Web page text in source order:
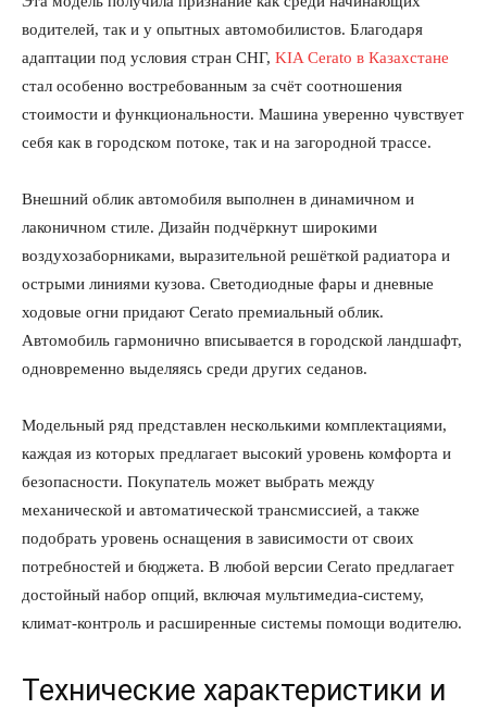
водителей, так и у опытных автомобилистов. Благодаря
адаптации под условия стран СНГ, KIA Cerato в Казахстане
стал особенно востребованным за счёт соотношения
стоимости и функциональности. Машина уверенно чувствует
себя как в городском потоке, так и на загородной трассе.
Внешний облик автомобиля выполнен в динамичном и
лаконичном стиле. Дизайн подчёркнут широкими
воздухозаборниками, выразительной решёткой радиатора и
острыми линиями кузова. Светодиодные фары и дневные
ходовые огни придают Cerato премиальный облик.
Автомобиль гармонично вписывается в городской ландшафт,
одновременно выделяясь среди других седанов.
Модельный ряд представлен несколькими комплектациями,
каждая из которых предлагает высокий уровень комфорта и
безопасности. Покупатель может выбрать между
механической и автоматической трансмиссией, а также
подобрать уровень оснащения в зависимости от своих
потребностей и бюджета. В любой версии Cerato предлагает
достойный набор опций, включая мультимедиа-систему,
климат-контроль и расширенные системы помощи водителю.
Технические характеристики и